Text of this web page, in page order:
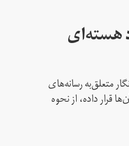
هسته‌ای
متعلق‌به رسانه‌های
قرار داده، از نحوه